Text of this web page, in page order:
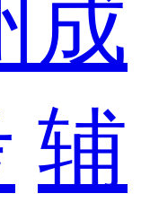
成
辅